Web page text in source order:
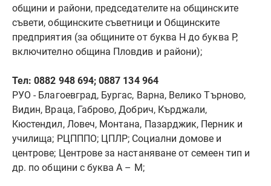
общини и райони, председателите на общинските
съвети, общинските съветници и Общинските
предприятия (за общините от буква Н до буква Р,
включително община Пловдив и райони);
Тел: 0882 948 694; 0887 134 964
РУО - Благоевград, Бургас, Варна, Велико Търново,
Видин, Враца, Габрово, Добрич, Кърджали,
Кюстендил, Ловеч, Монтана, Пазарджик, Перник и
училища; РЦПППО; ЦПЛР; Социални домове и
центрове; Центрове за настаняване от семеен тип и
др. по общини с буква А – М;